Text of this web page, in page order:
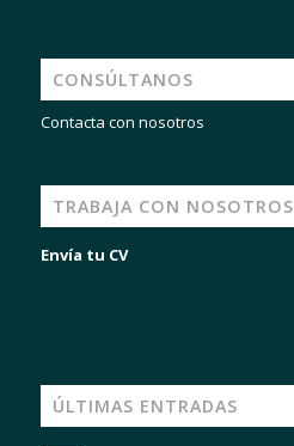
CONSÚLTANOS
Contacta con nosotros
TRABAJA CON NOSOTROS
Envía tu CV
ÚLTIMAS ENTRADAS